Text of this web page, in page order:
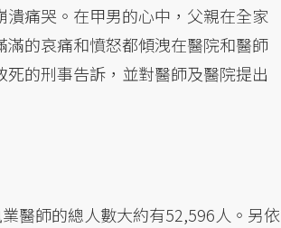
痛哭。在甲男的心中，父親在全家
的哀痛和憤怒都傾洩在醫院和醫師
的刑事告訴，並對醫師及醫院提出
業醫師的總人數大約有52,596人。另依